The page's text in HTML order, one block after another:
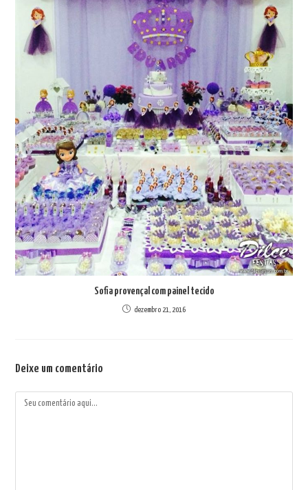
Sofia provençal com painel tecido
dezembro 21, 2016
Deixe um comentário
Comentário